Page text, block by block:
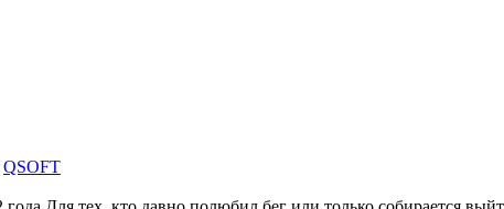
QSOFT